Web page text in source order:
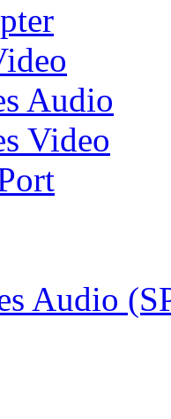
Audio
Video
Audio